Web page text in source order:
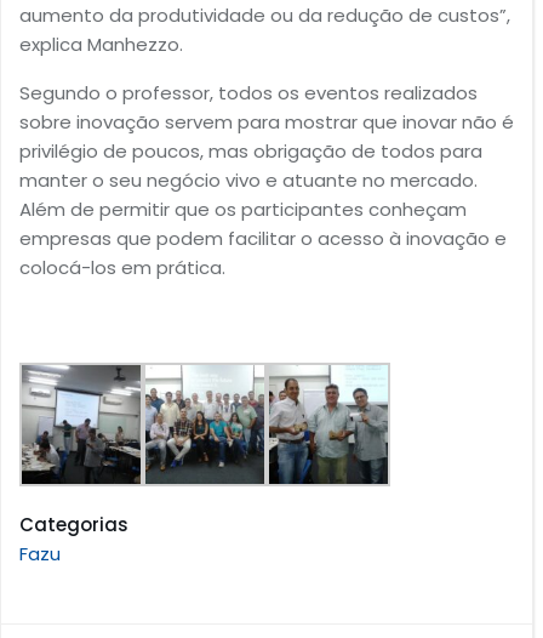
aumento da produtividade ou da redução de custos”,
explica Manhezzo.
Segundo o professor, todos os eventos realizados
sobre inovação servem para mostrar que inovar não é
privilégio de poucos, mas obrigação de todos para
manter o seu negócio vivo e atuante no mercado.
Além de permitir que os participantes conheçam
empresas que podem facilitar o acesso à inovação e
colocá-los em prática.
Categorias
Fazu